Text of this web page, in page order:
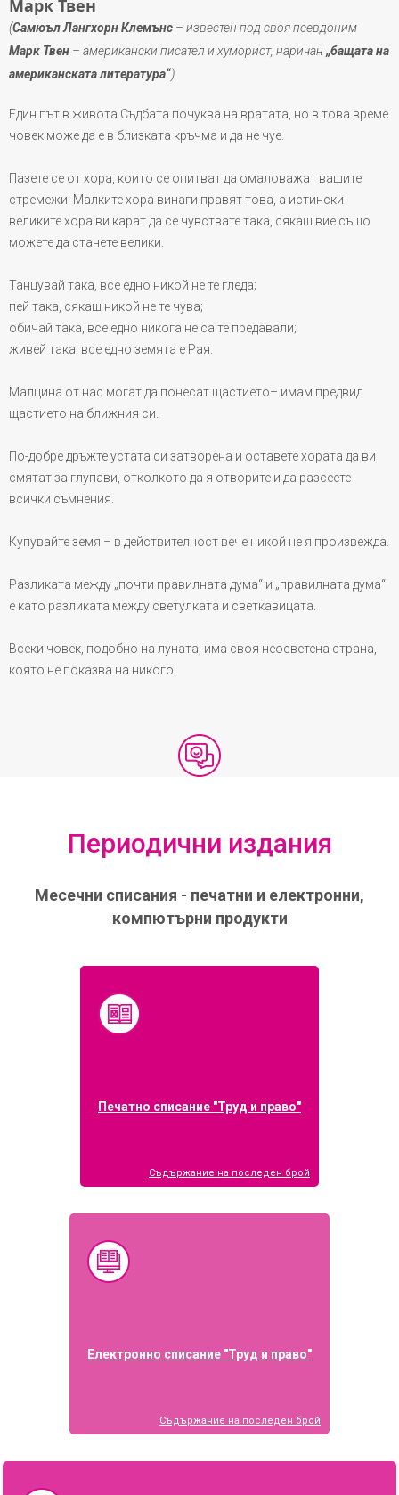
Марк Твен
(Самюъл Лангхорн Клемънс – известен под своя псевдоним
Марк Твен – американски писател и хуморист, наричан „бащата на
американската литература“)
Един път в живота Съдбата почуква на вратата, но в това време
човек може да е в близката кръчма и да не чуе.
Пазете се от хора, които се опитват да омаловажат вашите
стремежи. Малките хора винаги правят това, а истински
великите хора ви карат да се чувствате така, сякаш вие също
можете да станете велики.
Танцувай така, все едно никой не те гледа;
пей така, сякаш никой не те чува;
обичай така, все едно никога не са те предавали;
живей така, все едно земята е Рая.
Малцина от нас могат да понесат щастието– имам предвид
щастието на ближния си.
По-добре дръжте устата си затворена и оставете хората да ви
смятат за глупави, отколкото да я отворите и да разсеете
всички съмнения.
Купувайте земя – в действителност вече никой не я произвежда.
Разликата между „почти правилната дума“ и „правилната дума“
е като разликата между светулката и светкавицата.
Всеки човек, подобно на луната, има своя неосветена страна,
която не показва на никого.
Периодични издания
Месечни списания - печатни и електронни,
компютърни продукти
Печатно списание "Труд и право"
Съдържание на последен брой
Електронно списание "Труд и право"
Съдържание на последен брой